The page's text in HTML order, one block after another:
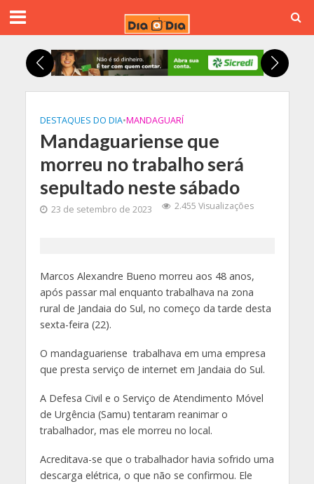
DESTAQUES DO DIA•MANDAGUARÍ
Mandaguariense que
morreu no trabalho será
sepultado neste sábado
23 de setembro de 2023 2.455 Visualizações
Marcos Alexandre Bueno morreu aos 48 anos,
após passar mal enquanto trabalhava na zona
rural de Jandaia do Sul, no começo da tarde desta
sexta-feira (22).
O mandaguariense trabalhava em uma empresa
que presta serviço de internet em Jandaia do Sul.
A Defesa Civil e o Serviço de Atendimento Móvel
de Urgência (Samu) tentaram reanimar o
trabalhador, mas ele morreu no local.
Acreditava-se que o trabalhador havia sofrido uma
descarga elétrica, o que não se confirmou. Ele